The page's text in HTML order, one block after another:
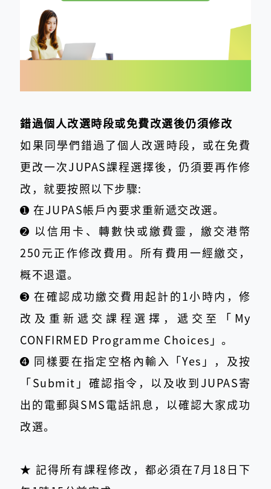
錯過個人改選時段或免費改選後仍須修改
如果同學們錯過了個人改選時段，或在免費
更改一次JUPAS課程選擇後，仍須要再作修
改，就要按照以下步驟:
➊ 在JUPAS帳戶內要求重新遞交改選。
➋ 以信用卡、轉數快或繳費靈，繳交港幣
250元正作修改費用。所有費用⼀經繳交，
概不退還。
➌ 在確認成功繳交費用起計的1小時内，修
改及重新遞交課程選擇，遞交至「My
CONFIRMED Programme Choices」。
➍ 同樣要在指定空格內輸入「Yes」，及按
「Submit」確認指令，以及收到JUPAS寄
出的電郵與SMS電話訊息，以確認大家成功
改選。
★ 記得所有課程修改，都必須在7月18日下